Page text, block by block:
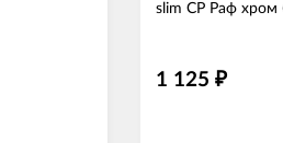
slim CP Раф хром
1 125 ₽